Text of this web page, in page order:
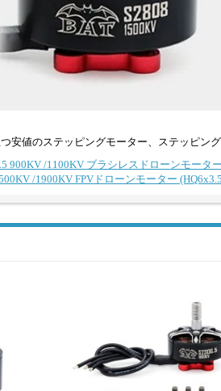
安値のステッピングモーター、ステッピン
900KV /1100KV ブラシレスドローンモータ
/1900KV FPVドローンモーター